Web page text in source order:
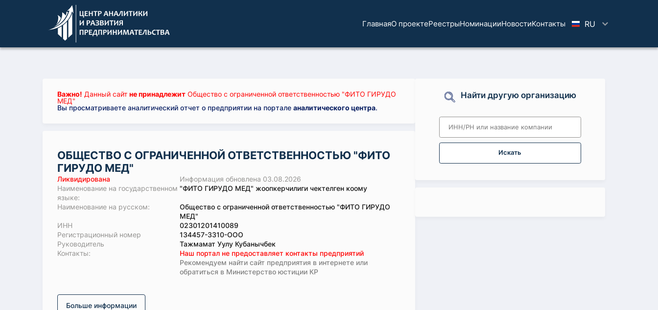
ГлавнаяО проектеРеестрыНоминацииНовостиKoнтaкты RU
Важно! Данный сайт не принадлежит Общество с ограниченной ответственностью "ФИТО ГИРУДО
МЕД"
Вы просматриваете аналитический отчет о предприятии на портале аналитического центра.
ОБЩЕСТВО С ОГРАНИЧЕННОЙ ОТВЕТСТВЕННОСТЬЮ "ФИТО
ГИРУДО МЕД"
Ликвидирована
Информация обновлена 03.08.2026
Наименование на государственном
языке:
"ФИТО ГИРУДО МЕД" жоопкерчилиги чектелген коому
Наименование на русском:
Общество с ограниченной ответственностью "ФИТО ГИРУДО
МЕД"
ИНН
02301201410089
Регистрационный номер
134457-3310-ООО
Руководитель
Тажмамат Уулу Кубанычбек
Koнтaкты:
Наш портал не предоставляет контакты предприятий
Рекомендуем найти сайт предприятия в интернете или
обратиться в Министерство юстиции КР
Больше информации
Найти другую организацию
Искать